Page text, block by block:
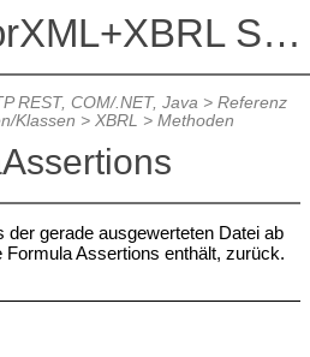
Altova RaptorXML+XBRL Server 2026
REST, COM/.NET, Java> Referenz
Klassen > XBRL > Methoden
gerade ausgewerteten Datei ab
Formula Assertions enthält, zurück.